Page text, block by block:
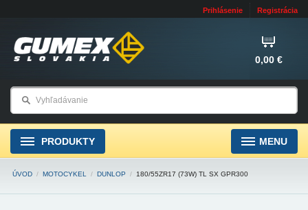
Prihlásenie Registrácia
0,00 €
PRODUKTY MENU
ÚVOD / MOTOCYKEL / DUNLOP / 180/55ZR17 (73W) TL SX GPR300